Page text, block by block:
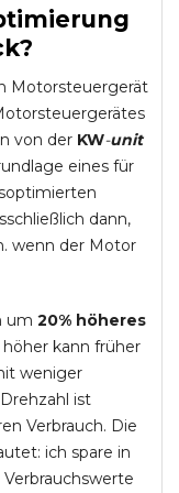
?
Motorsteuergerät
von der KW-unit
eines für
dann,
wenn der Motor
um 20% höheres
kann früher
weniger
ist
Verbrauch. Die
ich spare in